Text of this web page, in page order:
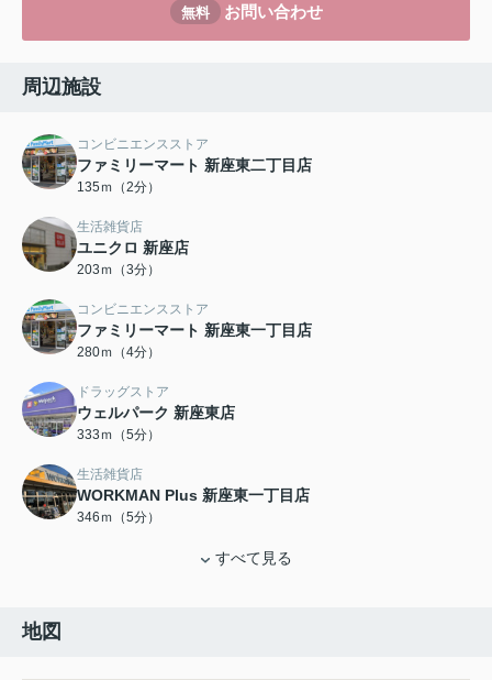
無料 お問い合わせ
周辺施設
コンビニエンスストア
ファミリーマート 新座東二丁目店
135ｍ（2分）
生活雑貨店
ユニクロ 新座店
203ｍ（3分）
コンビニエンスストア
ファミリーマート 新座東一丁目店
280ｍ（4分）
ドラッグストア
ウェルパーク 新座東店
333ｍ（5分）
生活雑貨店
WORKMAN Plus 新座東一丁目店
346ｍ（5分）
すべて見る
地図